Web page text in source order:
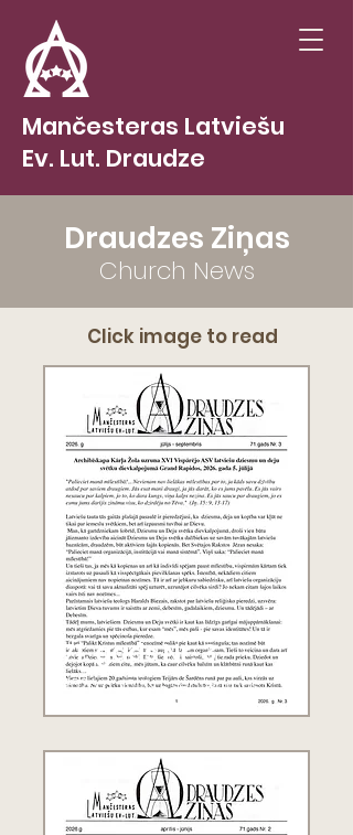
Mančesteras Latviešu
Ev. Lut. Draudze
Draudzes Ziņas
Church News
Click image to read
71. gads Nr. 3
2026.g. jūlijs - septembris